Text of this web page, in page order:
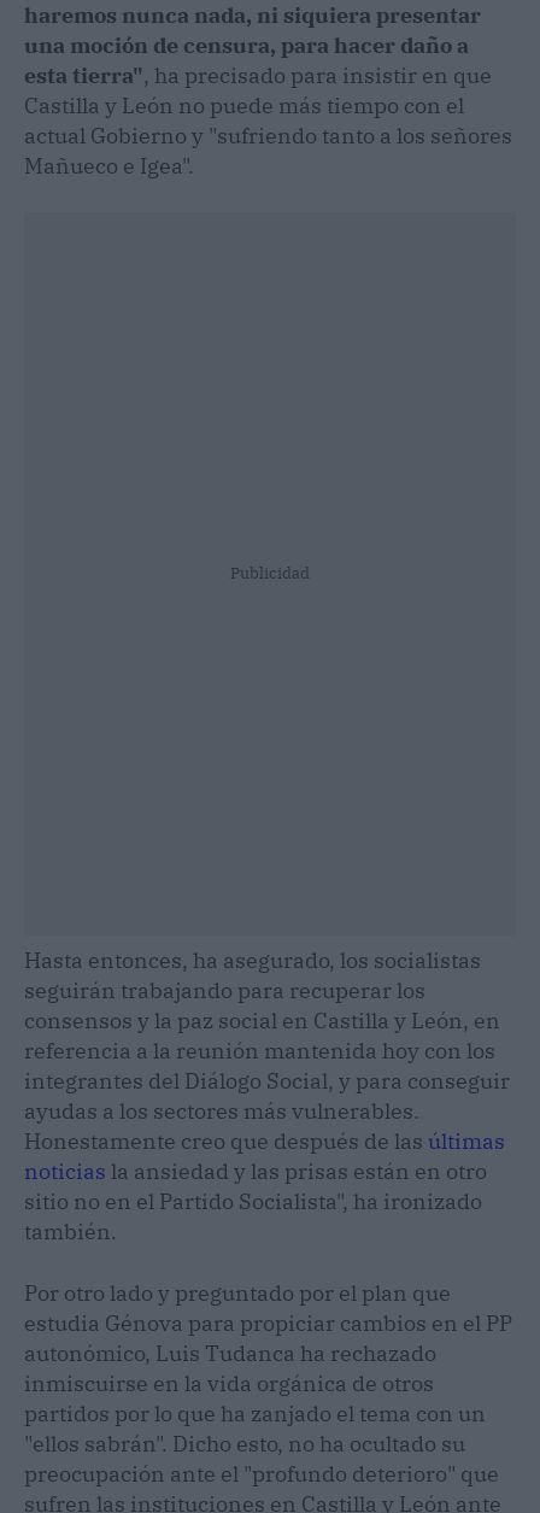
haremos nunca nada, ni siquiera presentar
una moción de censura, para hacer daño a
esta tierra", ha precisado para insistir en que
Castilla y León no puede más tiempo con el
actual Gobierno y "sufriendo tanto a los señores
Mañueco e Igea".
Publicidad
Hasta entonces, ha asegurado, los socialistas
seguirán trabajando para recuperar los
consensos y la paz social en Castilla y León, en
referencia a la reunión mantenida hoy con los
integrantes del Diálogo Social, y para conseguir
ayudas a los sectores más vulnerables.
Honestamente creo que después de las últimas
noticias la ansiedad y las prisas están en otro
sitio no en el Partido Socialista", ha ironizado
también.
Por otro lado y preguntado por el plan que
estudia Génova para propiciar cambios en el PP
autonómico, Luis Tudanca ha rechazado
inmiscuirse en la vida orgánica de otros
partidos por lo que ha zanjado el tema con un
"ellos sabrán". Dicho esto, no ha ocultado su
preocupación ante el "profundo deterioro" que
sufren las instituciones en Castilla y León ante